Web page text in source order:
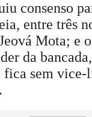
consenso
entre três
Mota; e
da
sem vice-